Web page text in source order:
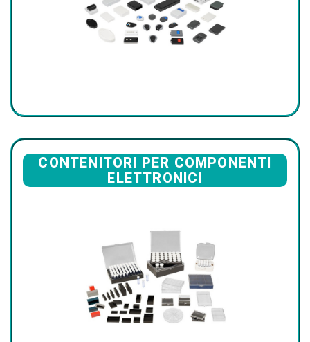
CONTENITORI PER COMPONENTI
ELETTRONICI